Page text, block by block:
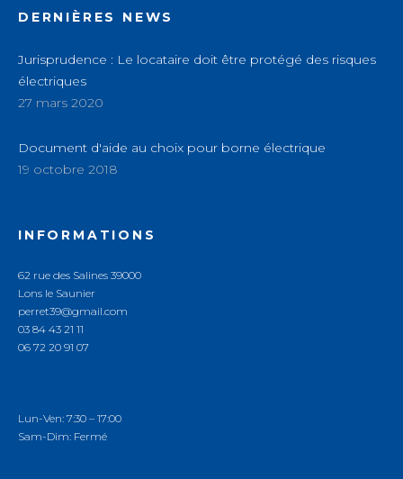
DERNIÈRES NEWS
Jurisprudence : Le locataire doit être protégé des risques
électriques
27 mars 2020
Document d'aide au choix pour borne électrique
19 octobre 2018
INFORMATIONS
62 rue des Salines 39000
Lons le Saunier
perret39@gmail.com
03 84 43 21 11
06 72 20 91 07
Lun-Ven: 7:30 – 17:00
Sam-Dim: Fermé